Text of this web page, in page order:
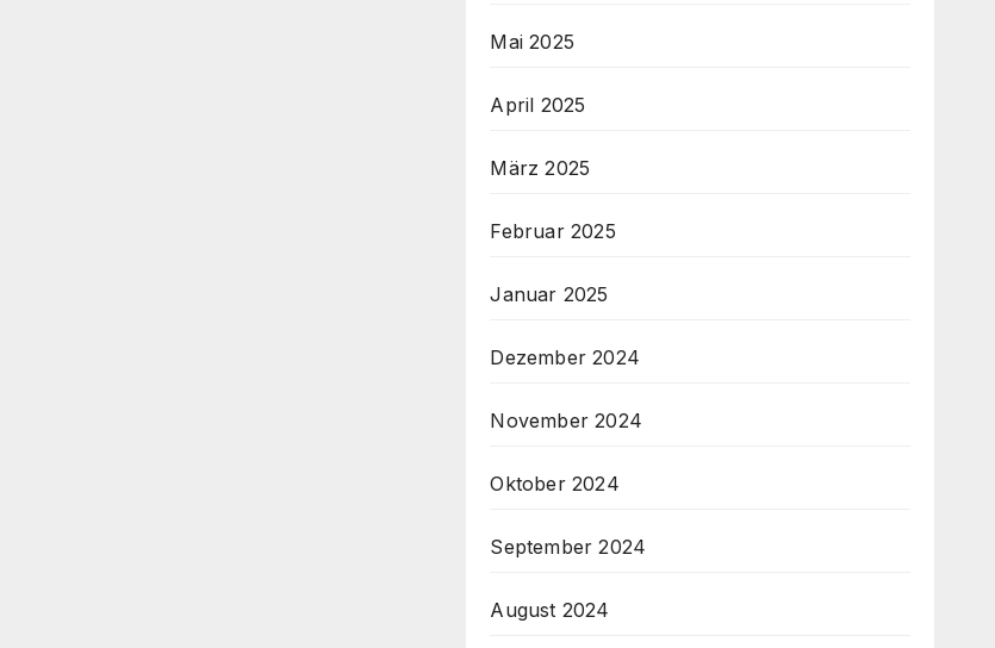
Mai 2025
April 2025
März 2025
Februar 2025
Januar 2025
Dezember 2024
November 2024
Oktober 2024
September 2024
August 2024